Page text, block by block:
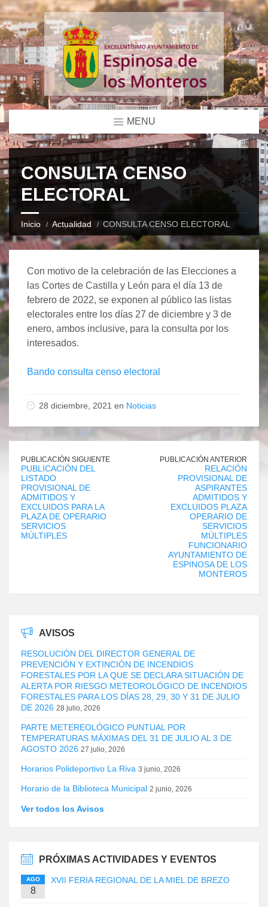
MENU
CONSULTA CENSO
ELECTORAL
Inicio Actualidad CONSULTA CENSO ELECTORAL
Con motivo de la celebración de las Elecciones a
las Cortes de Castilla y León para el día 13 de
febrero de 2022, se exponen al público las listas
electorales entre los días 27 de diciembre y 3 de
enero, ambos inclusive, para la consulta por los
interesados.
Bando consulta censo electoral
28 diciembre, 2021 en Noticias
PUBLICACIÓN SIGUIENTE
PUBLICACIÓN DEL
LISTADO
PROVISIONAL DE
ADMITIDOS Y
EXCLUIDOS PARA LA
PLAZA DE OPERARIO
SERVICIOS
MÚLTIPLES
PUBLICACIÓN ANTERIOR
RELACIÓN
PROVISIONAL DE
ASPIRANTES
ADMITIDOS Y
EXCLUIDOS PLAZA
OPERARIO DE
SERVICIOS
MÚLTIPLES
FUNCIONARIO
AYUNTAMIENTO DE
ESPINOSA DE LOS
MONTEROS
AVISOS
RESOLUCIÓN DEL DIRECTOR GENERAL DE
PREVENCIÓN Y EXTINCIÓN DE INCENDIOS
FORESTALES POR LA QUE SE DECLARA SITUACIÓN DE
ALERTA POR RIESGO METEOROLÓGICO DE INCENDIOS
FORESTALES PARA LOS DÍAS 28, 29, 30 Y 31 DE JULIO
DE 2026 28 julio, 2026
PARTE METEREOLÓGICO PUNTUAL POR
TEMPERATURAS MÁXIMAS DEL 31 DE JULIO AL 3 DE
AGOSTO 2026 27 julio, 2026
Horarios Polideportivo La Riva 3 junio, 2026
Horario de la Biblioteca Municipal 2 junio, 2026
Ver todos los Avisos
PRÓXIMAS ACTIVIDADES Y EVENTOS
AGO
8
XVII FERIA REGIONAL DE LA MIEL DE BREZO